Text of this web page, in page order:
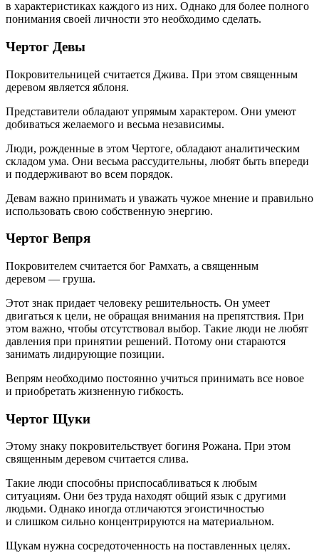
в характеристиках каждого из них. Однако для более полного
понимания своей личности это необходимо сделать.
Чертог Девы
Покровительницей считается Джива. При этом священным
деревом является яблоня.
Представители обладают упрямым характером. Они умеют
добиваться желаемого и весьма независимы.
Люди, рожденные в этом Чертоге, обладают аналитическим
складом ума. Они весьма рассудительны, любят быть впереди
и поддерживают во всем порядок.
Девам важно принимать и уважать чужое мнение и правильно
использовать свою собственную энергию.
Чертог Вепря
Покровителем считается бог Рамхать, а священным
деревом — груша.
Этот знак придает человеку решительность. Он умеет
двигаться к цели, не обращая внимания на препятствия. При
этом важно, чтобы отсутствовал выбор. Такие люди не любят
давления при принятии решений. Потому они стараются
занимать лидирующие позиции.
Вепрям необходимо постоянно учиться принимать все новое
и приобретать жизненную гибкость.
Чертог Щуки
Этому знаку покровительствует богиня Рожана. При этом
священным деревом считается слива.
Такие люди способны приспосабливаться к любым
ситуациям. Они без труда находят общий язык с другими
людьми. Однако иногда отличаются эгоистичностью
и слишком сильно концентрируются на материальном.
Щукам нужна сосредоточенность на поставленных целях.